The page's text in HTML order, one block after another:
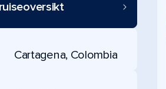
Cartagena, Colombia